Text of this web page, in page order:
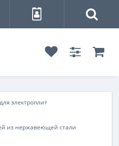
электроплит